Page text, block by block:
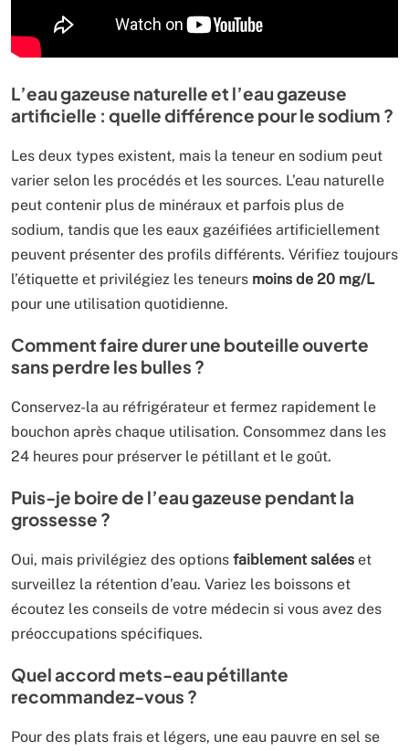
L’eau gazeuse naturelle et l’eau gazeuse
artificielle : quelle différence pour le sodium ?
Les deux types existent, mais la teneur en sodium peut
varier selon les procédés et les sources. L’eau naturelle
peut contenir plus de minéraux et parfois plus de
sodium, tandis que les eaux gazéifiées artificiellement
peuvent présenter des profils différents. Vérifiez toujours
l’étiquette et privilégiez les teneurs moins de 20 mg/L
pour une utilisation quotidienne.
Comment faire durer une bouteille ouverte
sans perdre les bulles ?
Conservez-la au réfrigérateur et fermez rapidement le
bouchon après chaque utilisation. Consommez dans les
24 heures pour préserver le pétillant et le goût.
Puis-je boire de l’eau gazeuse pendant la
grossesse ?
Oui, mais privilégiez des options faiblement salées et
surveillez la rétention d’eau. Variez les boissons et
écoutez les conseils de votre médecin si vous avez des
préoccupations spécifiques.
Quel accord mets-eau pétillante
recommandez-vous ?
Pour des plats frais et légers, une eau pauvre en sel se